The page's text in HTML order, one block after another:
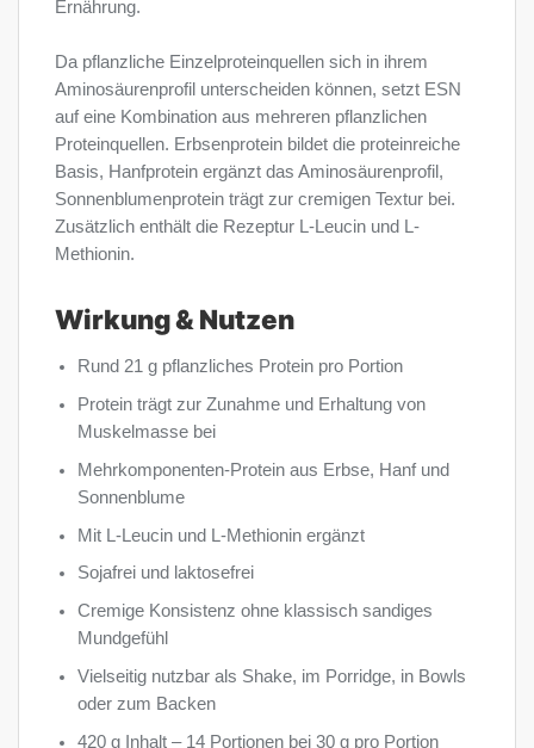
Ernährung.
Da pflanzliche Einzelproteinquellen sich in ihrem
Aminosäurenprofil unterscheiden können, setzt ESN
auf eine Kombination aus mehreren pflanzlichen
Proteinquellen. Erbsenprotein bildet die proteinreiche
Basis, Hanfprotein ergänzt das Aminosäurenprofil,
Sonnenblumenprotein trägt zur cremigen Textur bei.
Zusätzlich enthält die Rezeptur L-Leucin und L-
Methionin.
Wirkung & Nutzen
Rund 21 g pflanzliches Protein pro Portion
Protein trägt zur Zunahme und Erhaltung von
Muskelmasse bei
Mehrkomponenten-Protein aus Erbse, Hanf und
Sonnenblume
Mit L-Leucin und L-Methionin ergänzt
Sojafrei und laktosefrei
Cremige Konsistenz ohne klassisch sandiges
Mundgefühl
Vielseitig nutzbar als Shake, im Porridge, in Bowls
oder zum Backen
420 g Inhalt – 14 Portionen bei 30 g pro Portion